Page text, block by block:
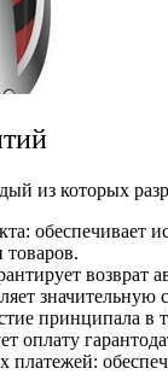
из которых
товаров.
значительную
принципала в
оплату
платежей: